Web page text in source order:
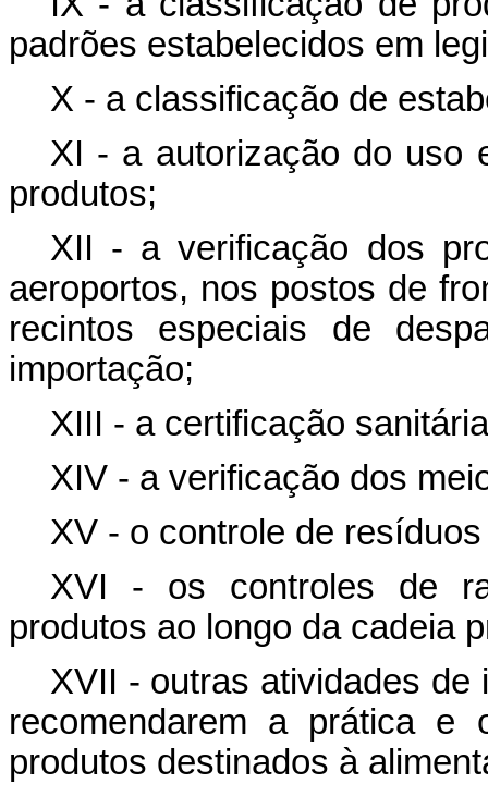
padrões estabelecidos em
X - a classificação de
XI - a autorização do uso
produtos;
XII - a verificação dos
aeroportos, nos postos de
recintos especiais de
importação;
XIII - a certificação
XIV - a verificação dos
XV - o controle de
XVI - os controles de
produtos ao longo da cadeia
XVII - outras atividades
recomendarem a prática e
produtos destinados à